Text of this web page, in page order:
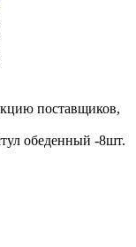
поставщиков,
обеденный -8шт.